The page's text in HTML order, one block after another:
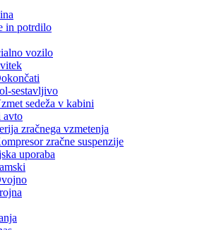
in potrdilo
vozilo
sestavljivo
sedeža v kabini
avto
zračnega vzmetenja
zračne suspenzije
uporaba